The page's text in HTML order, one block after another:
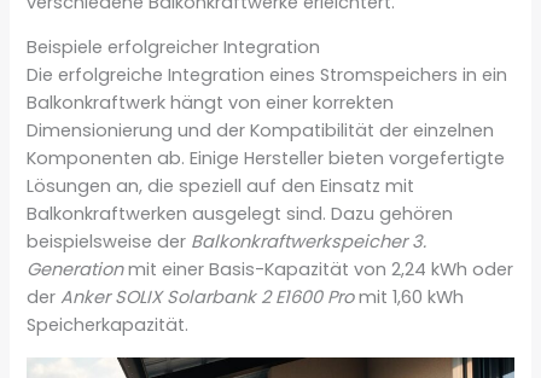
Beispiele erfolgreicher Integration
Die erfolgreiche Integration eines Stromspeichers in ein
Balkonkraftwerk hängt von einer korrekten
Dimensionierung und der Kompatibilität der einzelnen
Komponenten ab. Einige Hersteller bieten vorgefertigte
Lösungen an, die speziell auf den Einsatz mit
Balkonkraftwerken ausgelegt sind. Dazu gehören
beispielsweise der Balkonkraftwerkspeicher 3.
Generationmit einer Basis-Kapazität von 2,24 kWh oder
derAnker SOLIX Solarbank 2 E1600 Promit 1,60 kWh
Speicherkapazität.